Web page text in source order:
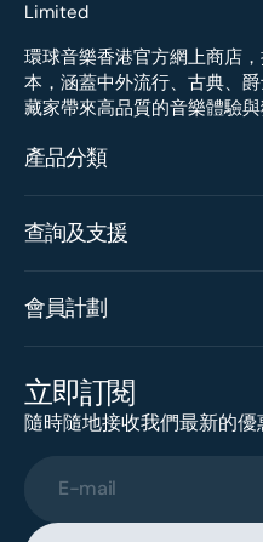
環球音樂香港官方網上商店
本，涵蓋中外流行、古典、
藏家帶來高品質的音樂體驗與
產品分類
查詢及支援
會員計劃
立即訂閱
隨時隨地接收我們最新的優
E-mail